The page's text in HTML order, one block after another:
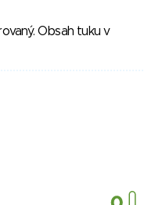
Obsah tuku v